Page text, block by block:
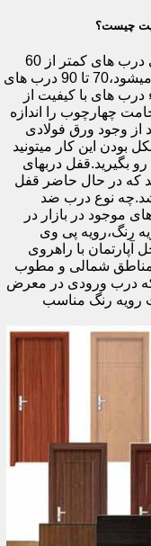
چیست؟
اولین راه وزن درب هست که به صورت کلی درب های کمتر از 60
کیلوگرم جزء درب های بی کیفیت محسوب میشود،70 تا 90 درب های
جزء درب های با کیفیت از
چهارچوب را اندازه
از وجود ورق فولادی
بودن این کار میتونید
بگیرید.قفل دربهای
که در حال حاضر قفل
نوع درب ضد
در بازار در
رنگ،رویه پی وی
آپارتمان با راهروی
مناطق شمالی و مطوب
که درب ورودی در معرض
رویه رنگ مناسب